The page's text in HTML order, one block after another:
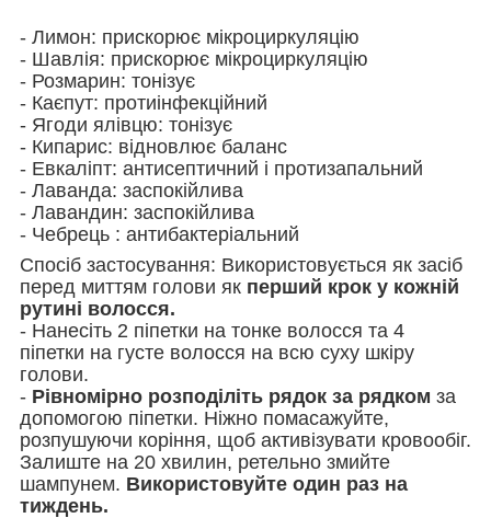
- Лимон: прискорює мікроциркуляцію
- Шавлія: прискорює мікроциркуляцію
- Розмарин: тонізує
- Каєпут: протиінфекційний
- Ягоди ялівцю: тонізує
- Кипарис: відновлює баланс
- Евкаліпт: антисептичний і протизапальний
- Лаванда: заспокійлива
- Лавандин: заспокійлива
- Чебрець : антибактеріальний
Спосіб застосування: Використовується як засіб
перед миттям голови як перший крок у кожній
рутині волосся.
- Нанесіть 2 піпетки на тонке волосся та 4
піпетки на густе волосся на всю суху шкіру
голови.
- Рівномірно розподіліть рядок за рядком за
допомогою піпетки. Ніжно помасажуйте,
розпушуючи коріння, щоб активізувати кровообіг.
Залиште на 20 хвилин, ретельно змийте
шампунем. Використовуйте один раз на
тиждень.